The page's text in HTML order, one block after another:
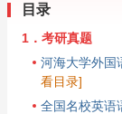
目录
1．考研真题
河海大学外国
看目录]
全国名校英语